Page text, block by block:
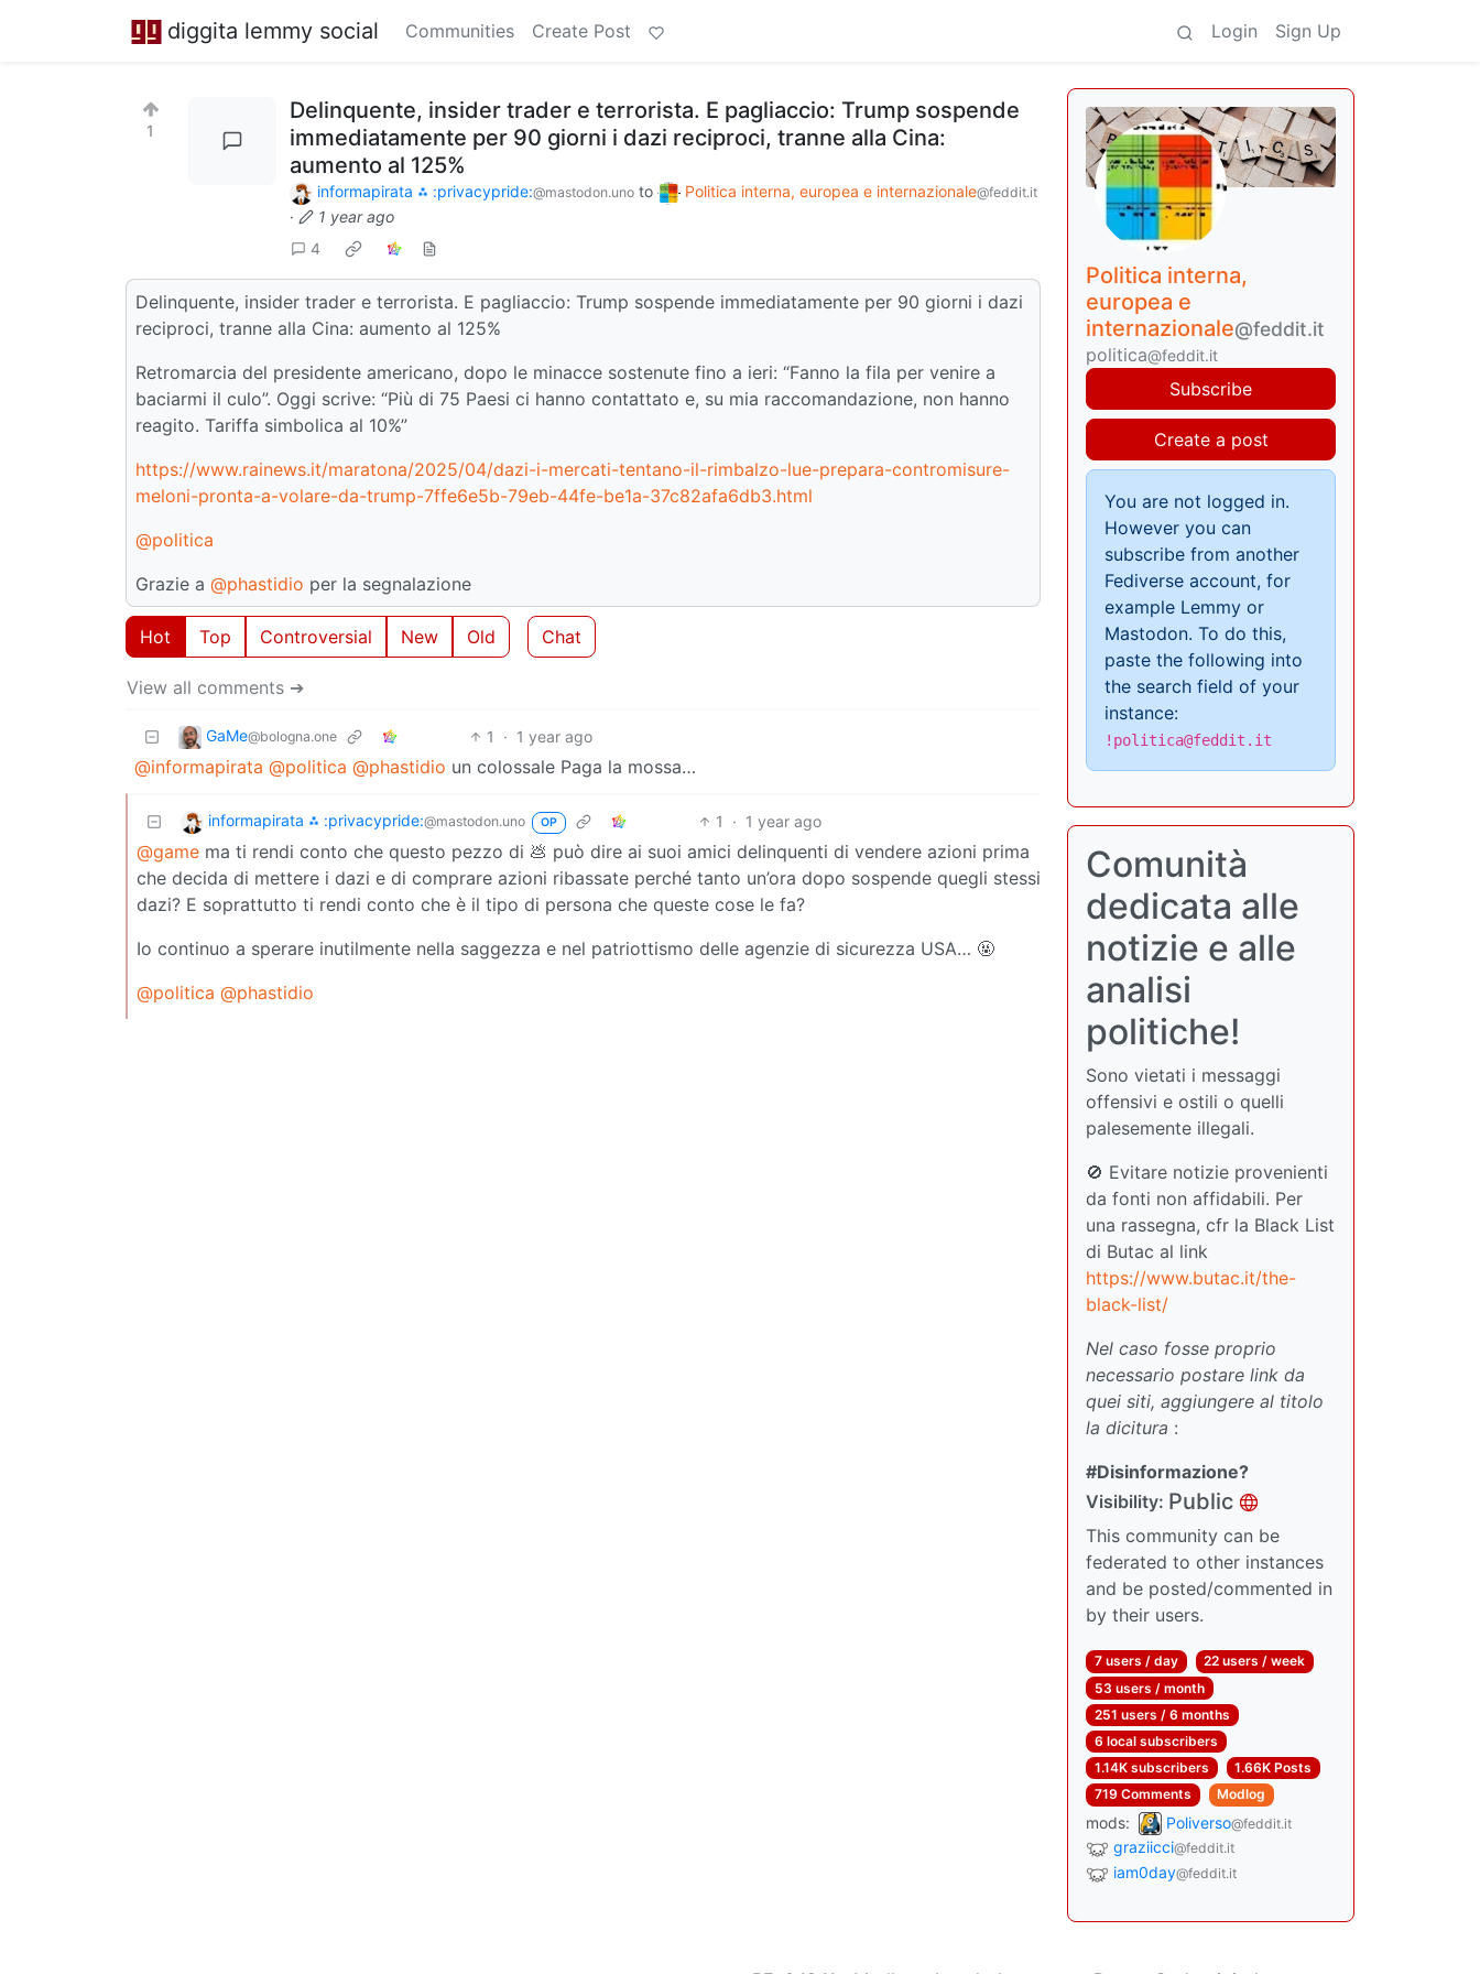
diggita lemmy social Communities Create Post Login Sign Up
1
Delinquente, insider trader e terrorista. E pagliaccio: Trump sospende
immediatamente per 90 giorni i dazi reciproci, tranne alla Cina:
aumento al 125%
informapirata ⁂ :privacypride:@mastodon.uno to Politica interna, europea e internazionale@feddit.it
·
1 year ago
4
Delinquente, insider trader e terrorista. E pagliaccio: Trump sospende immediatamente per 90 giorni i dazi
reciproci, tranne alla Cina: aumento al 125%
Retromarcia del presidente americano, dopo le minacce sostenute fino a ieri: “Fanno la fila per venire a
baciarmi il culo”. Oggi scrive: “Più di 75 Paesi ci hanno contattato e, su mia raccomandazione, non hanno
reagito. Tariffa simbolica al 10%”
https://www.rainews.it/maratona/2025/04/dazi-i-mercati-tentano-il-rimbalzo-lue-prepara-contromisure-
meloni-pronta-a-volare-da-trump-7ffe6e5b-79eb-44fe-be1a-37c82afa6db3.html
@politica
Grazie a @phastidio per la segnalazione
Hot Top Controversial New Old Chat
View all comments ➔
GaMe@bologna.one 1 · 1 year ago
@informapirata @politica @phastidio un colossale Paga la mossa…
informapirata ⁂ :privacypride:@mastodon.uno OP 1 · 1 year ago
@game ma ti rendi conto che questo pezzo di 💩 può dire ai suoi amici delinquenti di vendere azioni prima
che decida di mettere i dazi e di comprare azioni ribassate perché tanto un’ora dopo sospende quegli stessi
dazi? E soprattutto ti rendi conto che è il tipo di persona che queste cose le fa?
Io continuo a sperare inutilmente nella saggezza e nel patriottismo delle agenzie di sicurezza USA… 🤬
@politica @phastidio
Politica interna,
europea e
internazionale@feddit.it
politica@feddit.it
Subscribe
Create a post
You are not logged in.
However you can
subscribe from another
Fediverse account, for
example Lemmy or
Mastodon. To do this,
paste the following into
the search field of your
instance:
!politica@feddit.it
Comunità
dedicata alle
notizie e alle
analisi
politiche!
Sono vietati i messaggi
offensivi e ostili o quelli
palesemente illegali.
🚫 Evitare notizie provenienti
da fonti non affidabili. Per
una rassegna, cfr la Black List
di Butac al link
https://www.butac.it/the-
black-list/
Nel caso fosse proprio
necessario postare link da
quei siti, aggiungere al titolo
la dicitura :
#Disinformazione?
Visibility: Public
This community can be
federated to other instances
and be posted/commented in
by their users.
7 users / day
22 users / week
53 users / month
251 users / 6 months
6 local subscribers
1.14K subscribers
1.66K Posts
719 Comments
Modlog
mods: Poliverso@feddit.it
graziicci@feddit.it
iam0day@feddit.it